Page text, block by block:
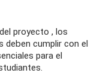
proyecto , los
deben cumplir con el
para el